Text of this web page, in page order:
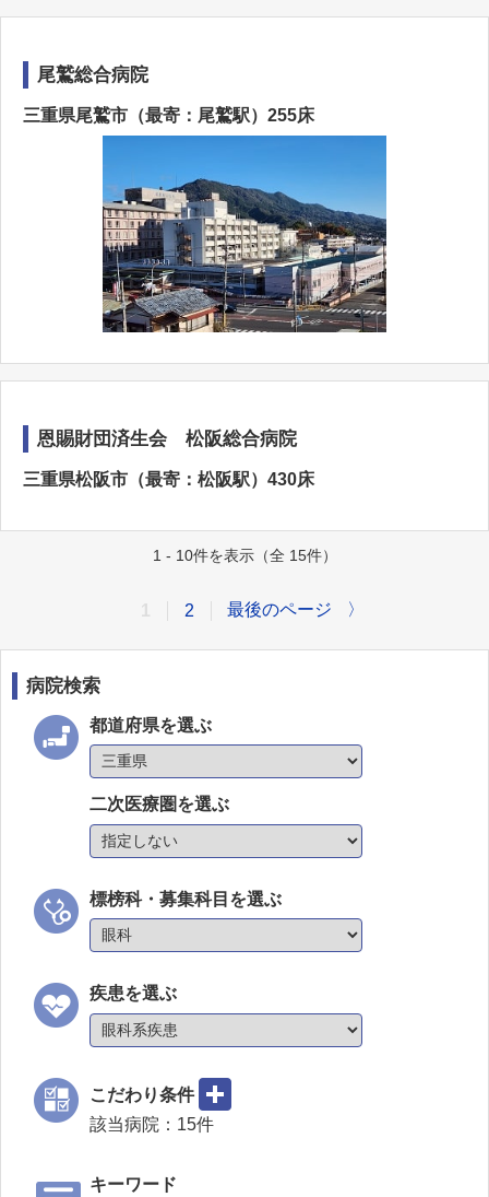
尾鷲総合病院
三重県尾鷲市（最寄：尾鷲駅）255床
恩賜財団済生会 松阪総合病院
三重県松阪市（最寄：松阪駅）430床
1 - 10件を表示（全 15件）
2 最後のページ 〉
病院検索
都道府県を選ぶ
二次医療圏を選ぶ
標榜科・募集科目を選ぶ
疾患を選ぶ
こだわり条件
該当病院： 15件
キーワード